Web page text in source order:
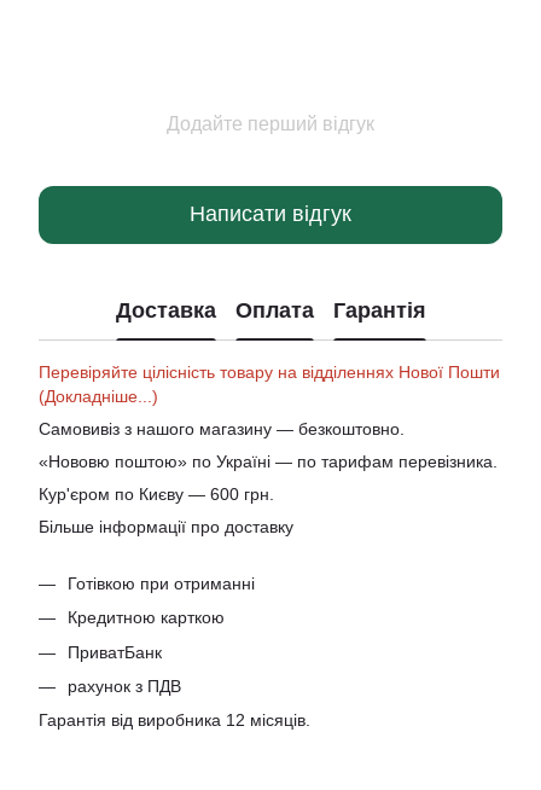
Додайте перший відгук
Написати відгук
Доставка Оплата Гарантія
Перевіряйте цілісність товару на відділеннях Нової Пошти
(Докладніше...)
Самовивіз з нашого магазину — безкоштовно.
«Нововю поштою» по Україні — по тарифам перевізника.
Кур'єром по Києву — 600 грн.
Більше інформації про доставку
Готівкою при отриманні
Кредитною карткою
ПриватБанк
рахунок з ПДВ
Гарантія від виробника 12 місяців.